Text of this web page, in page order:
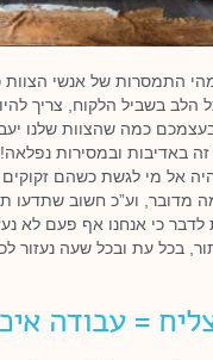
התמסרות של אנשי הצוות
הלב בשביל הלקוח, צריך
כמה שהצוות שלנו
באדיבות ובמסירות נפלאה!
אל מי לגשת כשהם זקוקים
מדובר, וע”כ חשוב שתדעו
לדבר כי אנחנו אף פעם לא
בכל עת ובכל שעה נעזור
= עבודה